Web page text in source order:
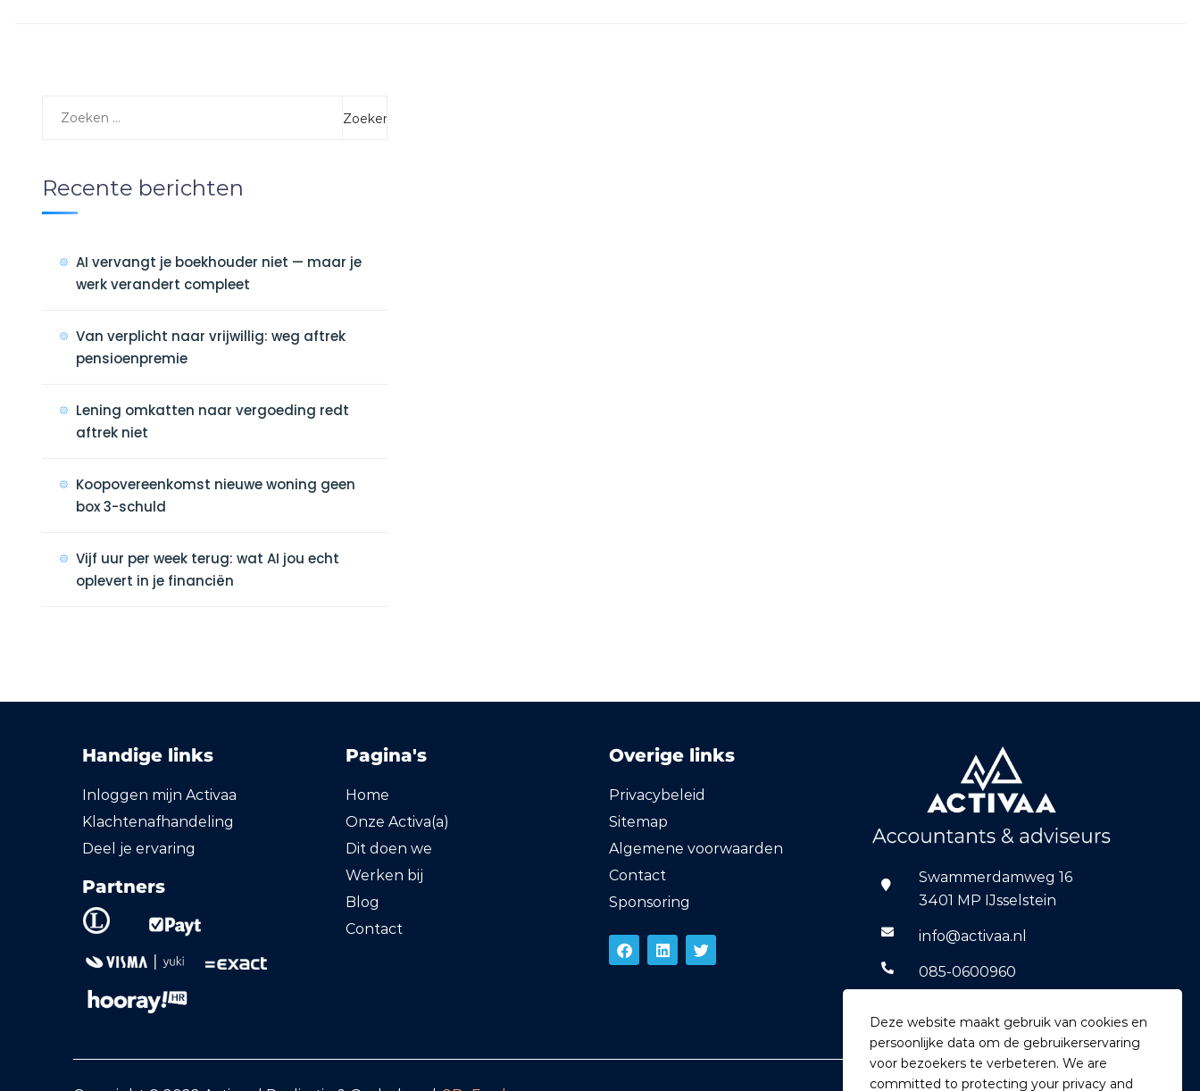
Recente berichten
AI vervangt je boekhouder niet — maar je
werk verandert compleet
Van verplicht naar vrijwillig: weg aftrek
pensioenpremie
Lening omkatten naar vergoeding redt
aftrek niet
Koopovereenkomst nieuwe woning geen
box 3-schuld
Vijf uur per week terug: wat AI jou echt
oplevert in je financiën
Handige links
Inloggen mijn Activaa
Klachtenafhandeling
Deel je ervaring
Partners
Pagina's
Home
Onze Activa(a)
Dit doen we
Werken bij
Blog
Contact
Overige links
Privacybeleid
Sitemap
Algemene voorwaarden
Contact
Sponsoring
Swammerdamweg 16
3401 MP IJsselstein
info@activaa.nl
085-0600960
Deze website maakt gebruik van cookies en
persoonlijke data om de gebruikerservaring
voor bezoekers te verbeteren. We are
committed to protecting your privacy and